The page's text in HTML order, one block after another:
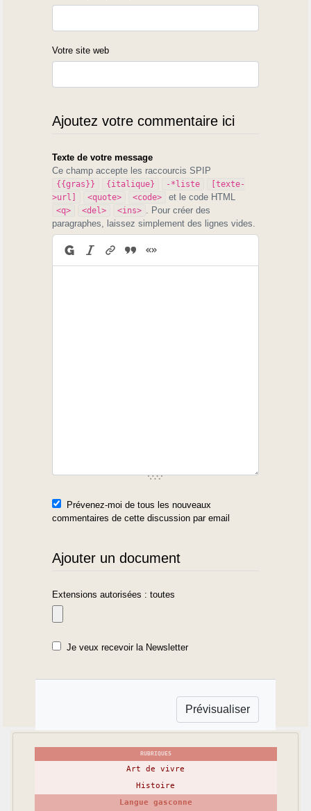
Votre site web
Ajoutez votre commentaire ici
Texte de votre message
Ce champ accepte les raccourcis SPIP
{{gras}} {italique} -*liste
[texte-
>url]
<quote> <code> et le code HTML
<q> <del> <ins>
. Pour créer des
paragraphes, laissez simplement des lignes vides.
Prévenez-moi de tous les nouveaux
commentaires de cette discussion par email
Ajouter un document
Extensions autorisées : toutes
Je veux recevoir la Newsletter
RUBRIQUES
Art de vivre
Histoire
Langue gasconne